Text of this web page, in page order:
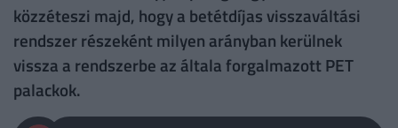
közzéteszi majd, hogy a betétdíjas visszaváltási
rendszer részeként milyen arányban kerülnek
vissza a rendszerbe az általa forgalmazott PET
palackok.